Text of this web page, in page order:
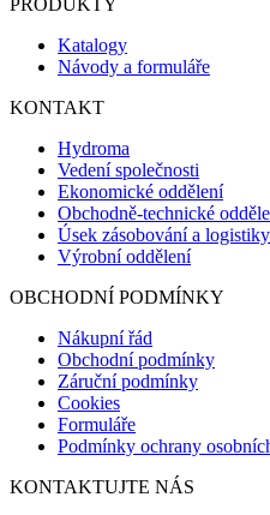
PRODUKTY
Katalogy
Návody a formuláře
KONTAKT
Hydroma
Vedení společnosti
Ekonomické oddělení
Obchodně-technické
Úsek zásobování a logistiky
Výrobní oddělení
OBCHODNÍ PODMÍNKY
Nákupní řád
Obchodní podmínky
Záruční podmínky
Cookies
Formuláře
Podmínky ochrany
KONTAKTUJTE NÁS